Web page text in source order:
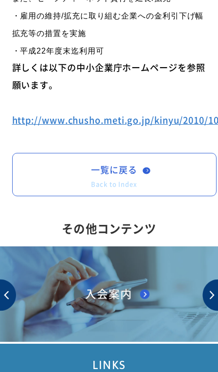
・雇用の維持/拡充に取り組む企業への金利引下げ幅
拡充等の措置を実施
・平成22年度末迄利用可
詳しくは以下の中小企業庁ホームページを参照
願います。
http://www.chusho.meti.go.jp/kinyu/2010/
一覧に戻る
Back to Index
その他コンテンツ
LINKS